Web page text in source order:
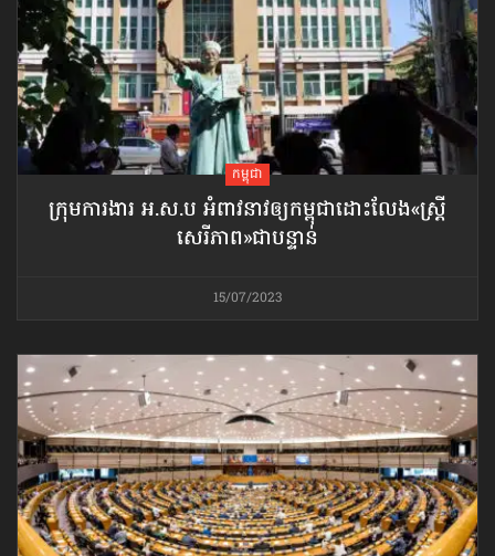
កម្ពុជា
ក្រុមការងារ អ.ស.ប អំពាវនាវ​ឲ្យកម្ពុជា​ដោះលែង​«ស្ត្រី
សេរីភាព»​ជាបន្ទាន់
15/07/2023